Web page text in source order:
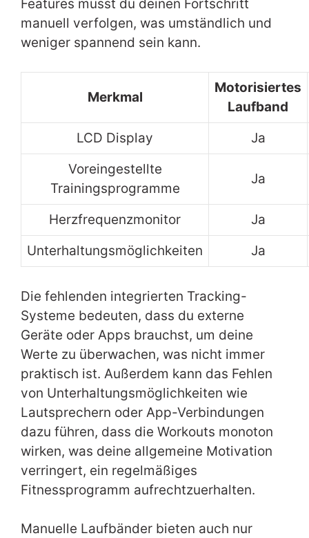
Features musst du deinen Fortschritt
manuell verfolgen, was umständlich und
weniger spannend sein kann.
Merkmal
Motorisiertes
Laufband
LCD Display
Ja
Voreingestellte
Trainingsprogramme
Ja
Herzfrequenzmonitor
Ja
Unterhaltungsmöglichkeiten
Ja
Die fehlenden integrierten Tracking-
Systeme bedeuten, dass du externe
Geräte oder Apps brauchst, um deine
Werte zu überwachen, was nicht immer
praktisch ist. Außerdem kann das Fehlen
von Unterhaltungsmöglichkeiten wie
Lautsprechern oder App-Verbindungen
dazu führen, dass die Workouts monoton
wirken, was deine allgemeine Motivation
verringert, ein regelmäßiges
Fitnessprogramm aufrechtzuerhalten.
Manuelle Laufbänder bieten auch nur